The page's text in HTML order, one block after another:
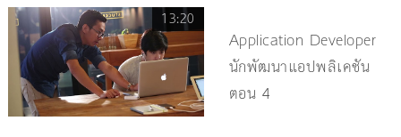
13:20
Application Developer
นักพัฒนาแอปพลิเคชัน
ตอน 4